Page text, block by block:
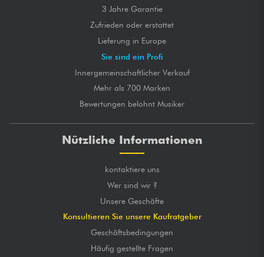
3 Jahre Garantie
Zufrieden oder erstattet
Lieferung in Europe
Sie sind ein Profi
Innergemeinschaftlicher Verkauf
Mehr als 700 Marken
Bewertungen belohnt Musiker
Nützliche Informationen
kontaktiere uns
Wer sind wir ?
Unsere Geschäfte
Konsultieren Sie unsere Kaufratgeber
Geschäftsbedingungen
Häufig gestellte Fragen